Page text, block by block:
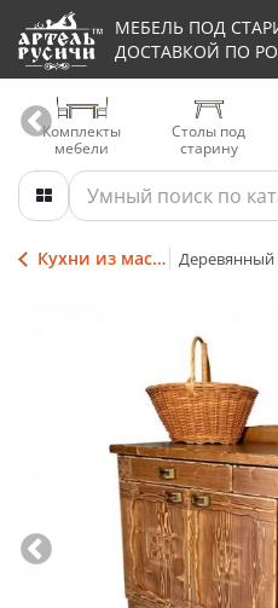
МЕБЕЛЬ ПОД
ДОСТАВКОЙ ПО
Комплекты
мебели
Столы под
старину
Кухни из массива